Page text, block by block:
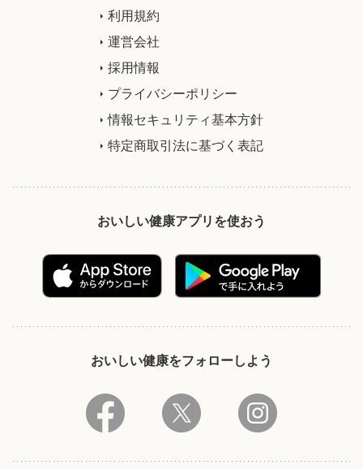
利用規約
運営会社
採用情報
プライバシーポリシー
情報セキュリティ基本方針
特定商取引法に基づく表記
おいしい健康アプリを使おう
おいしい健康をフォローしよう